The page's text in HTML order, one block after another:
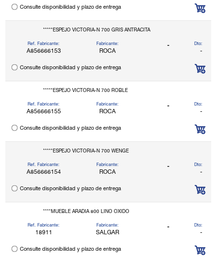
Consulte disponibilidad y plazo de entrega
*****ESPEJO VICTORIA-N 700 GRIS ANTRACITA
Ref. Fabricante:
A856666153
Fabricante:
ROCA
- Dto:
-
Consulte disponibilidad y plazo de entrega
*****ESPEJO VICTORIA-N 700 ROBLE
Ref. Fabricante:
A856666155
Fabricante:
ROCA
- Dto:
-
Consulte disponibilidad y plazo de entrega
*****ESPEJO VICTORIA-N 700 WENGE
Ref. Fabricante:
A856666154
Fabricante:
ROCA
- Dto:
-
Consulte disponibilidad y plazo de entrega
****MUEBLE ARADIA 800 LINO OXIDO
Ref. Fabricante:
18911
Fabricante:
SALGAR
- Dto:
-
Consulte disponibilidad y plazo de entrega